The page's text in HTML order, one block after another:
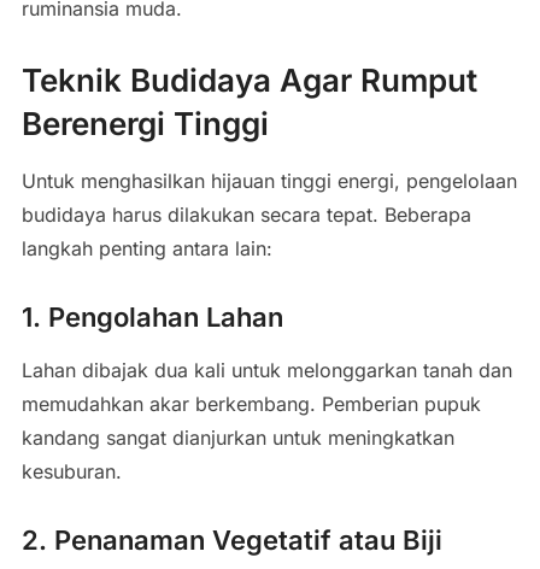
ruminansia muda.
Teknik Budidaya Agar Rumput
Berenergi Tinggi
Untuk menghasilkan hijauan tinggi energi, pengelolaan
budidaya harus dilakukan secara tepat. Beberapa
langkah penting antara lain:
1. Pengolahan Lahan
Lahan dibajak dua kali untuk melonggarkan tanah dan
memudahkan akar berkembang. Pemberian pupuk
kandang sangat dianjurkan untuk meningkatkan
kesuburan.
2. Penanaman Vegetatif atau Biji